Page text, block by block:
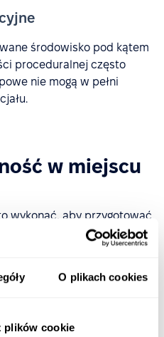
O plikach cookies
plików cookie
środowisko pod kątem
proceduralnej często
nie mogą w pełni
w miejscu
wykonać, aby przygotować
neuroodmiennych do
w organizacji